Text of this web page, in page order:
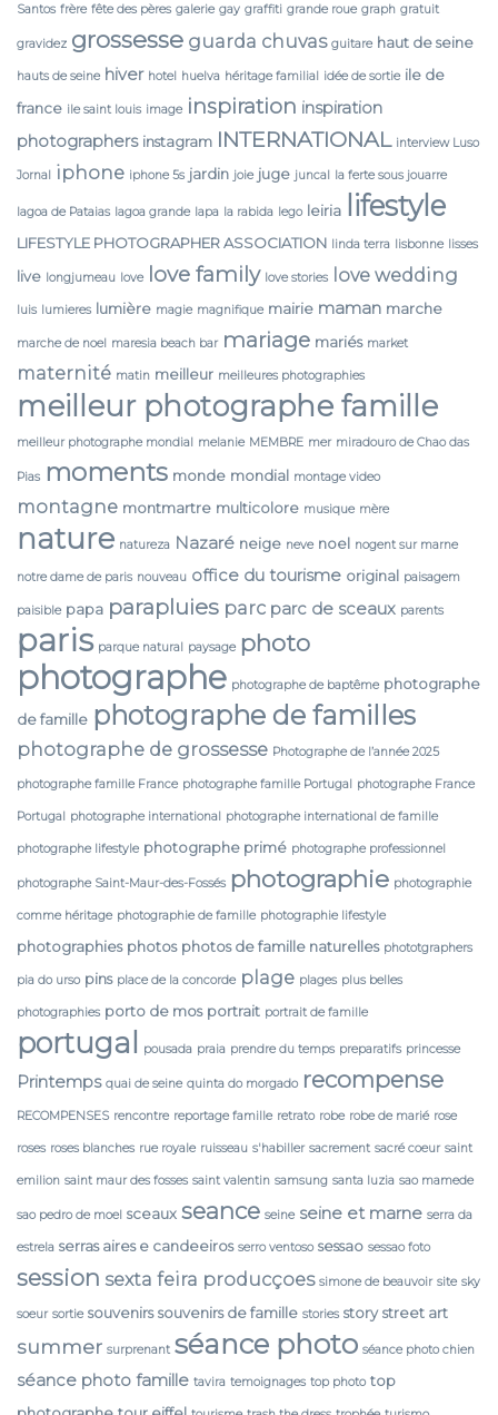
Santos frère fête des pères galerie gay graffiti grande roue graph gratuit
gravidez grossesse guarda chuvas guitare haut de seine
hauts de seine hiver hotel huelva héritage familial idée de sortie ile de
france ile saint louis image inspiration inspiration
photographers instagram INTERNATIONAL interview Luso
Jornal iphone iphone 5s jardin joie juge juncal la ferte sous jouarre
lagoa de Pataias lagoa grande lapa la rabida lego leiria lifestyle
LIFESTYLE PHOTOGRAPHER ASSOCIATION linda terra lisbonne lisses
live longjumeau love love family love stories love wedding
luis lumieres lumière magie magnifique mairie maman marche
marche de noel maresia beach bar mariage mariés market
maternité matin meilleur meilleures photographies
meilleur photographe famille
meilleur photographe mondial melanie MEMBRE mer miradouro de Chao das
Pias moments monde mondial montage video
montagne montmartre multicolore musique mère
nature natureza Nazaré neige neve noel nogent sur marne
notre dame de paris nouveau office du tourisme original paisagem
paisible papa parapluies parc parc de sceaux parents
paris parque natural paysage photo
photographe photographe de baptême photographe
de famille photographe de familles
photographe de grossesse Photographe de l’année 2025
photographe famille France photographe famille Portugal photographe France
Portugal photographe international photographe international de famille
photographe lifestyle photographe primé photographe professionnel
photographe Saint-Maur-des-Fossés photographie photographie
comme héritage photographie de famille photographie lifestyle
photographies photos photos de famille naturelles phototgraphers
pia do urso pins place de la concorde plage plages plus belles
photographies porto de mos portrait portrait de famille
portugal pousada praia prendre du temps preparatifs princesse
Printemps quai de seine quinta do morgado recompense
RECOMPENSES rencontre reportage famille retrato robe robe de marié rose
roses roses blanches rue royale ruisseau s'habiller sacrement sacré coeur saint
emilion saint maur des fosses saint valentin samsung santa luzia sao mamede
sao pedro de moel sceaux seance seine seine et marne serra da
estrela serras aires e candeeiros serro ventoso sessao sessao foto
session sexta feira producçoes simone de beauvoir site sky
soeur sortie souvenirs souvenirs de famille stories story street art
summer surprenant séance photo séance photo chien
séance photo famille tavira temoignages top photo top